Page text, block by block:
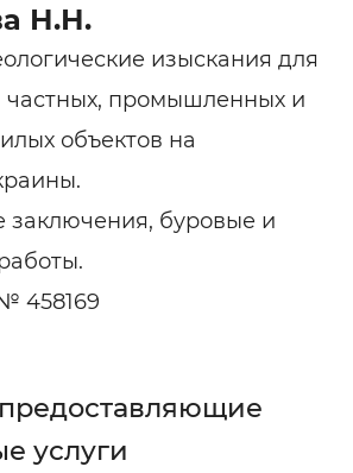
Н.Н.
изыскания для
частных, промышленных и
объектов на
заключения, буровые и
458169
услуги